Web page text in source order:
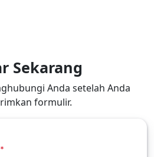
Sekarang
Anda setelah Anda
formulir.
*